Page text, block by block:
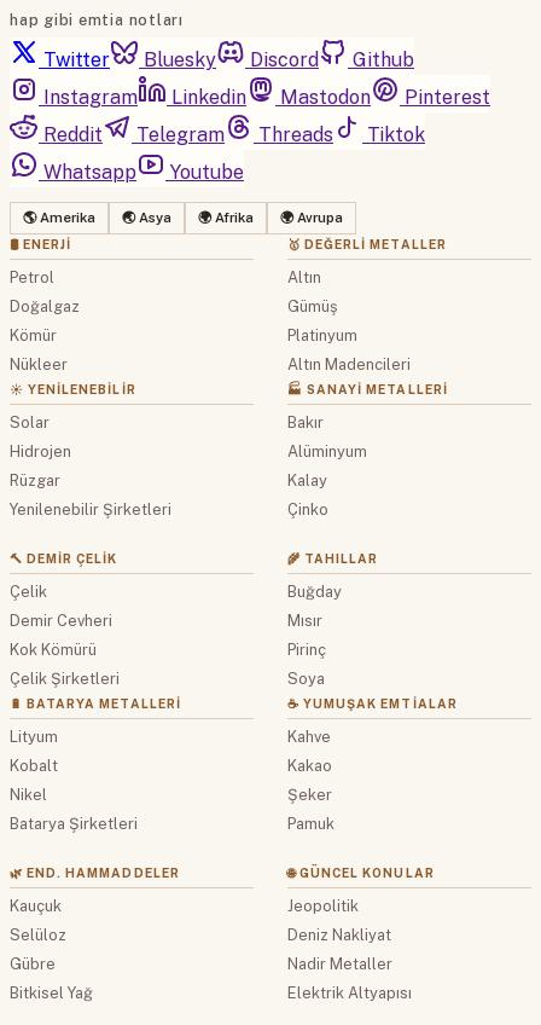
hap gibi emtia notları
Twitter Bluesky Discord
Github
Instagram
Linkedin Mastodon
Pinterest
Reddit
Telegram Threads
Tiktok
Whatsapp
Youtube
🌎 Amerika 🌏 Asya 🌍 Afrika 🌍 Avrupa
🛢 ENERJI
Petrol
Doğalgaz
Kömür
Nükleer
☀️ YENILENEBILIR
Solar
Hidrojen
Rüzgar
Yenilenebilir Şirketleri
🥇 DEĞERLI METALLER
Altın
Gümüş
Platinyum
Altın Madencileri
🏭 SANAYI METALLERI
Bakır
Alüminyum
Kalay
Çinko
🔨 DEMIR ÇELIK
Çelik
Demir Cevheri
Kok Kömürü
Çelik Şirketleri
🔋 BATARYA METALLERI
Lityum
Kobalt
Nikel
Batarya Şirketleri
🌾 TAHILLAR
Buğday
Mısır
Pirinç
Soya
☕ YUMUŞAK EMTIALAR
Kahve
Kakao
Şeker
Pamuk
🌿 END. HAMMADDELER
Kauçuk
Selüloz
Gübre
Bitkisel Yağ
🌐 GÜNCEL KONULAR
Jeopolitik
Deniz Nakliyat
Nadir Metaller
Elektrik Altyapısı